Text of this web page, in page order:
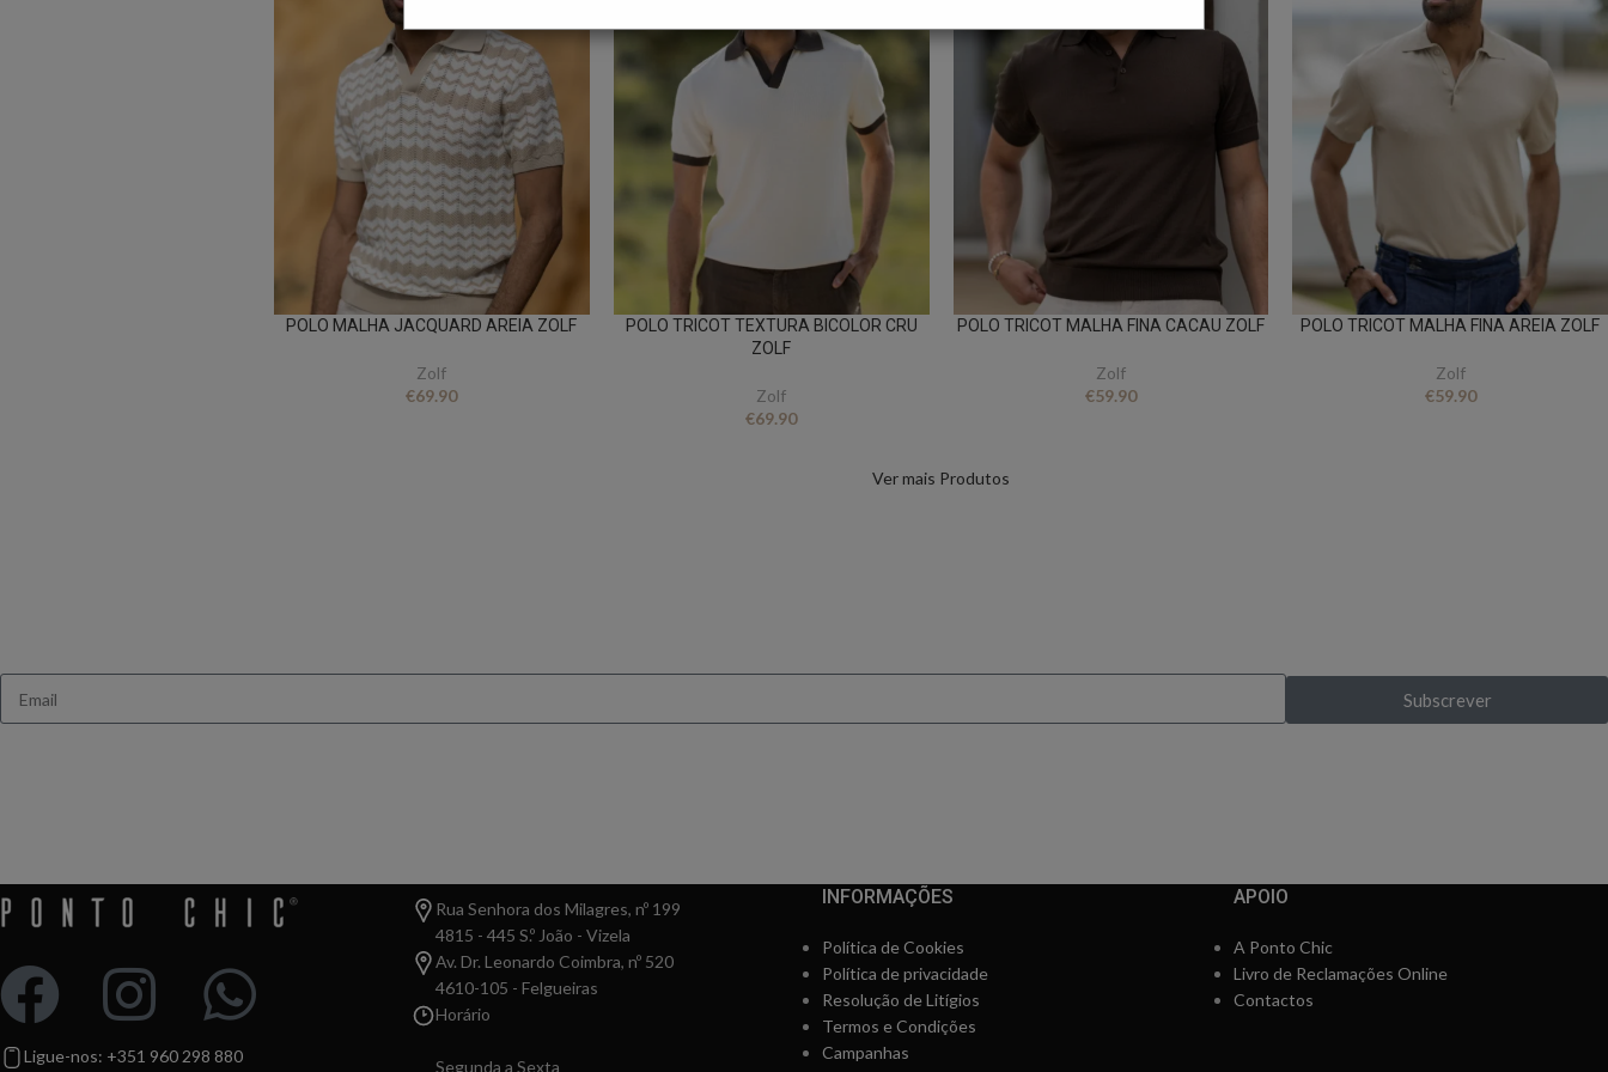
POLO MALHA JACQUARD AREIA ZOLF
Zolf
€69.90
POLO TRICOT TEXTURA BICOLOR CRU
ZOLF
Zolf
€69.90
POLO TRICOT MALHA FINA CACAU ZOLF
Zolf
€59.90
POLO TRICOT MALHA FINA AREIA ZOLF
Zolf
€59.90
Subscrever
Ligue-nos: +351 960 298 880
Rua Senhora dos Milagres, nº 199
4815 - 445 S.º João - Vizela
Av. Dr. Leonardo Coimbra, nº 520
4610-105 - Felgueiras
Horário
Segunda a Sexta
INFORMAÇÕES
Política de Cookies
Política de privacidade
Resolução de Litígios
Termos e Condições
Campanhas
APOIO
A Ponto Chic
Livro de Reclamações Online
Contactos